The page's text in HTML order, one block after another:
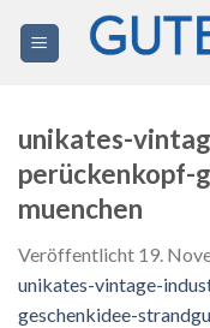
Inhalt
unikates-
perückenkopf-
muenchen
Veröffentlicht 19.
unikates-vintage-
geschenkidee-